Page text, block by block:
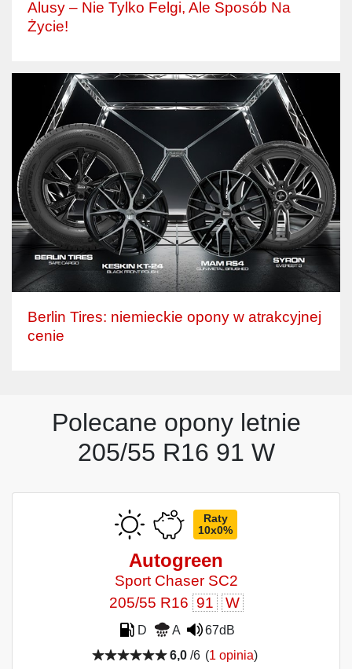
Alusy – Nie Tylko Felgi, Ale Sposób Na
Życie!
Berlin Tires: niemieckie opony w atrakcyjnej
cenie
Polecane opony letnie
205/55 R16 91 W
Raty
10x0%
Autogreen
Sport Chaser SC2
205/55 R16 91 W
D A
67dB
6,0/6 (1 opinia)